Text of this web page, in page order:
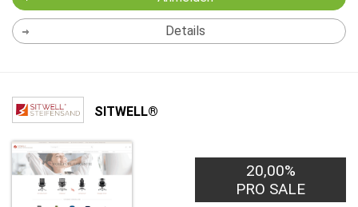
Details
SITWELL®
20,00%
PRO SALE